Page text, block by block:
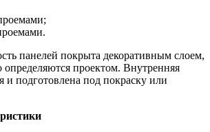
панелей покрыта декоративным слоем,
определяются проектом. Внутренняя
и подготовлена под покраску или